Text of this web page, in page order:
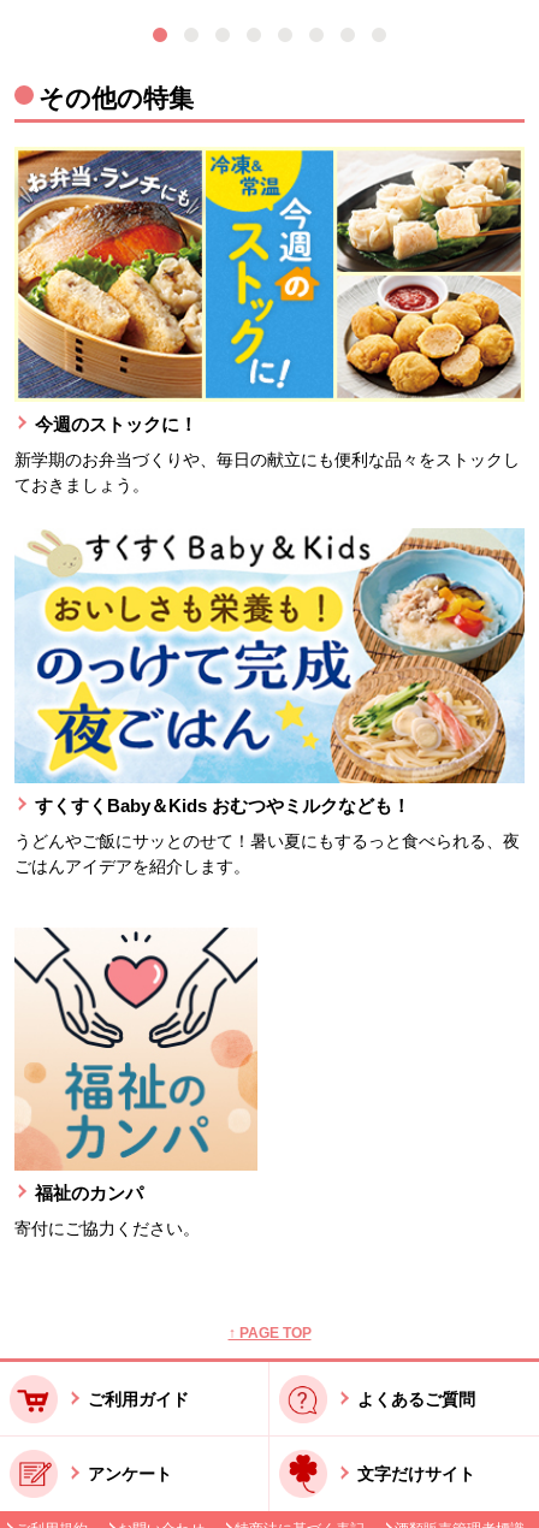
その他の特集
今週のストックに！
新学期のお弁当づくりや、毎日の献立にも便利な品々をストックし
ておきましょう。
すくすくBaby＆Kids おむつやミルクなども！
うどんやご飯にサッとのせて！暑い夏にもするっと食べられる、夜
ごはんアイデアを紹介します。
福祉のカンパ
寄付にご協力ください。
↑ PAGE TOP
ご利用ガイド よくあるご質問
アンケート 文字だけサイト